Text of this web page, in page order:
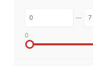
0